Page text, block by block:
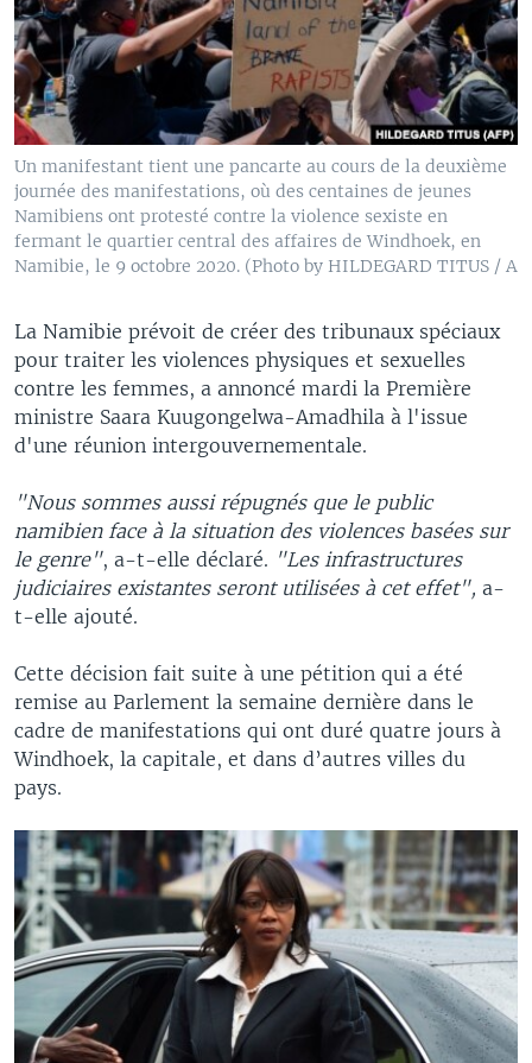
Un manifestant tient une pancarte au cours de la deuxième
journée des manifestations, où des centaines de jeunes
Namibiens ont protesté contre la violence sexiste en
fermant le quartier central des affaires de Windhoek, en
Namibie, le 9 octobre 2020. (Photo by HILDEGARD TITUS / A
La Namibie prévoit de créer des tribunaux spéciaux
pour traiter les violences physiques et sexuelles
contre les femmes, a annoncé mardi la Première
ministre Saara Kuugongelwa-Amadhila à l'issue
d'une réunion intergouvernementale.
"Nous sommes aussi répugnés que le public
namibien face à la situation des violences basées sur
le genre", a-t-elle déclaré. "Les infrastructures
judiciaires existantes seront utilisées à cet effet", a-
t-elle ajouté.
Cette décision fait suite à une pétition qui a été
remise au Parlement la semaine dernière dans le
cadre de manifestations qui ont duré quatre jours à
Windhoek, la capitale, et dans d’autres villes du
pays.